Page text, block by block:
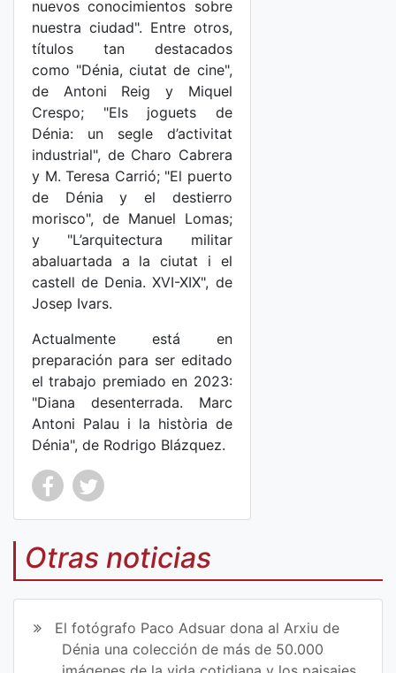
nuevos conocimientos sobre
nuestra ciudad". Entre otros,
títulos tan destacados
como "Dénia, ciutat de cine",
de Antoni Reig y Miquel
Crespo; "Els joguets de
Dénia: un segle d’activitat
industrial", de Charo Cabrera
y M. Teresa Carrió; "El puerto
de Dénia y el destierro
morisco", de Manuel Lomas;
y "L’arquitectura militar
abaluartada a la ciutat i el
castell de Denia. XVI-XIX", de
Josep Ivars.
Actualmente está en
preparación para ser editado
el trabajo premiado en 2023:
"Diana desenterrada. Marc
Antoni Palau i la història de
Dénia", de Rodrigo Blázquez.
Co
mp
art
en
Co
mp
art
ir
en
Otras noticias
El fotógrafo Paco Adsuar dona al Arxiu de
Dénia una colección de más de 50.000